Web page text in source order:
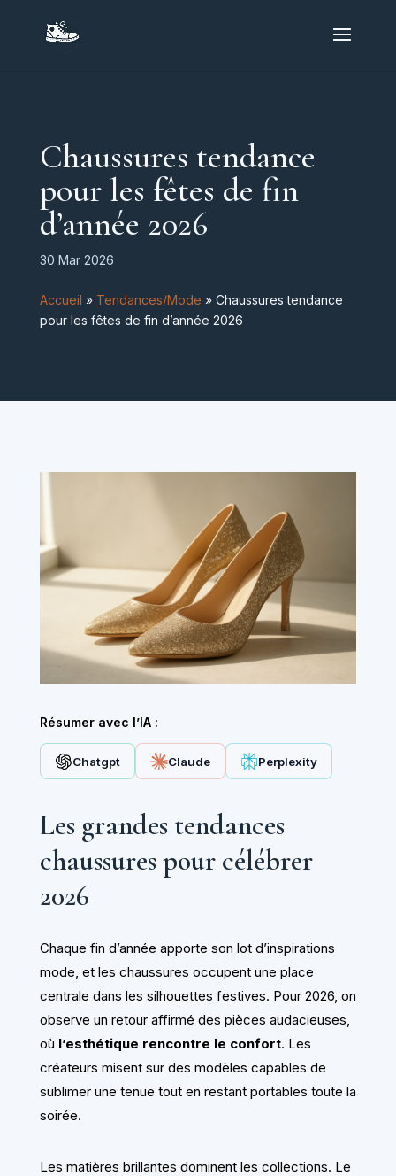
Chaussures tendance
pour les fêtes de fin
d’année 2026
30 Mar 2026
Accueil » Tendances/Mode » Chaussures tendance
pour les fêtes de fin d’année 2026
Résumer avec l’IA :
Chatgpt Claude Perplexity
Les grandes tendances
chaussures pour célébrer
2026
Chaque fin d’année apporte son lot d’inspirations
mode, et les chaussures occupent une place
centrale dans les silhouettes festives. Pour 2026, on
observe un retour affirmé des pièces audacieuses,
où l’esthétique rencontre le confort. Les
créateurs misent sur des modèles capables de
sublimer une tenue tout en restant portables toute la
soirée.
Les matières brillantes dominent les collections. Le